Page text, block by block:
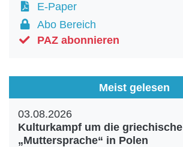
E-Paper
Abo Bereich
PAZ abonnieren
Meist gelesen
03.08.2026
Kulturkampf um die griechische
„Muttersprache“ in Polen